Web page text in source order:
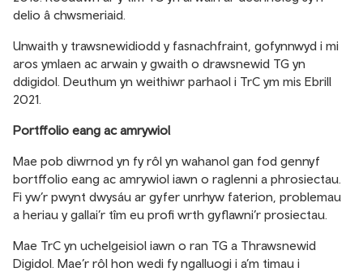
delio â chwsmeriaid.
Unwaith y trawsnewidiodd y fasnachfraint, gofynnwyd i mi
aros ymlaen ac arwain y gwaith o drawsnewid TG yn
ddigidol. Deuthum yn weithiwr parhaol i TrC ym mis Ebrill
2021.
Portffolio eang ac amrywiol
Mae pob diwrnod yn fy rôl yn wahanol gan fod gennyf
bortffolio eang ac amrywiol iawn o raglenni a phrosiectau.
Fi yw’r pwynt dwysáu ar gyfer unrhyw faterion, problemau
a heriau y gallai’r tîm eu profi wrth gyflawni’r prosiectau.
Mae TrC yn uchelgeisiol iawn o ran TG a Thrawsnewid
Digidol. Mae’r rôl hon wedi fy ngalluogi i a’m timau i